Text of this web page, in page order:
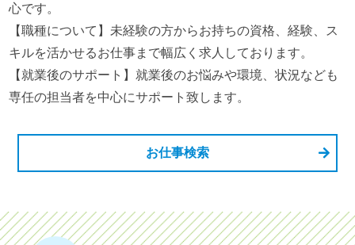
心です。
【職種について】未経験の方からお持ちの資格、経験、ス
キルを活かせるお仕事まで幅広く求人しております。
【就業後のサポート】就業後のお悩みや環境、状況なども
専任の担当者を中心にサポート致します。
お仕事検索